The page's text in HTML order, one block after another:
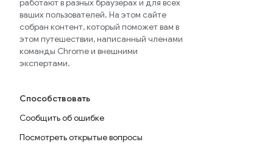
работают в разных браузерах и для всех
ваших пользователей. На этом сайте
собран контент, который поможет вам в
этом путешествии, написанный членами
команды Chrome и внешними
экспертами.
Способствовать
Сообщить об ошибке
Посмотреть открытые вопросы